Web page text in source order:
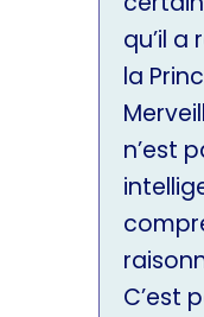
qu’il
la
n’est
C’est